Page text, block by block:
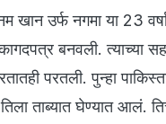
उर्फ नगमा या 23
बनवली. त्याच्या
परतली. पुन्हा
ताब्यात घेण्यात आलं.